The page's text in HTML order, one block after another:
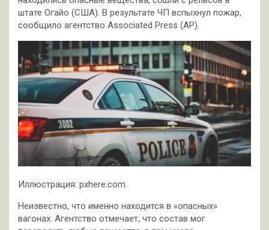
штате Огайо (США). В результате ЧП вспыхнул пожар,
сообщило агентство Associated Press (AP).
Иллюстрация: pxhere.com.
Неизвестно, что именно находится в «опасных»
вагонах. Агентство отмечает, что состав мог